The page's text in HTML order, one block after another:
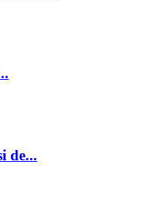
de...